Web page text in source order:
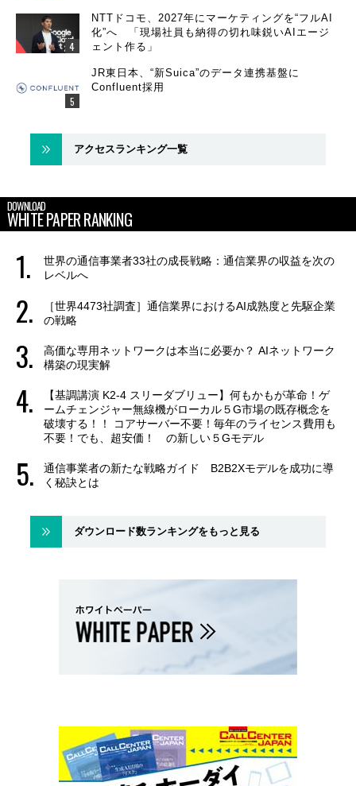
NTTドコモ、2027年にマーケティングを“フルAI
化”へ 「現場社員も納得の切れ味鋭いAIエージ
ェント作る」
JR東日本、“新Suica”のデータ連携基盤に
Confluent採用
アクセスランキング一覧
DOWNLOAD
WHITE PAPER RANKING
世界の通信事業者33社の成長戦略：通信業界の収益を次の
レベルへ
［世界4473社調査］通信業界におけるAI成熟度と先駆企業
の戦略
高価な専用ネットワークは本当に必要か？ AIネットワーク
構築の現実解
【基調講演 K2-4 スリーダブリュー】何もかもが革命！ゲ
ームチェンジャー無線機がローカル５G市場の既存概念を
破壊する！！ コアサーバー不要！毎年のライセンス費用も
不要！でも、超安価！ の新しい５Gモデル
通信事業者の新たな戦略ガイド B2B2Xモデルを成功に導
く秘訣とは
ダウンロード数ランキングをもっと見る